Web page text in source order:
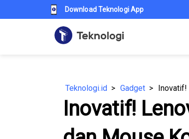
Download Teknologi App
Teknologi.id Gadget
Inovatif!